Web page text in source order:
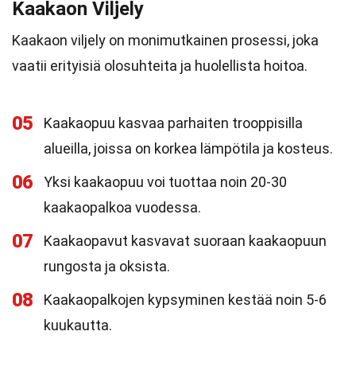
Kaakaon Viljely
Kaakaon viljely on monimutkainen prosessi, joka
vaatii erityisiä olosuhteita ja huolellista hoitoa.
05
Kaakaopuu kasvaa parhaiten trooppisilla
alueilla, joissa on korkea lämpötila ja kosteus.
06
Yksi kaakaopuu voi tuottaa noin 20-30
kaakaopalkoa vuodessa.
07
Kaakaopavut kasvavat suoraan kaakaopuun
rungosta ja oksista.
08
Kaakaopalkojen kypsyminen kestää noin 5-6
kuukautta.